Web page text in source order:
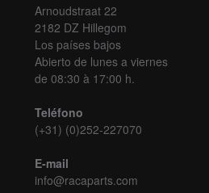
Arnoudstraat 22
2182 DZ Hillegom
Los países bajos
Abierto de lunes a viernes
de 08:30 à 17:00 h.
Teléfono
(+31) (0)252-227070
E-mail
info@racaparts.com